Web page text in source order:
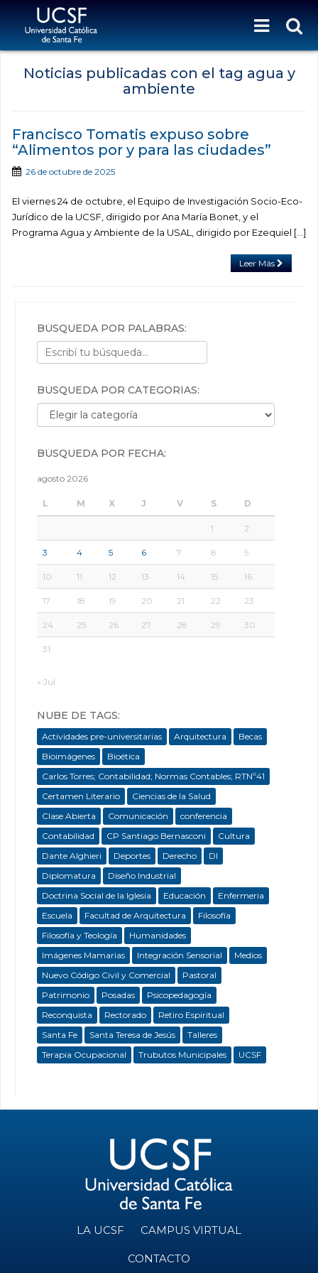
Noticias publicadas con el tag agua y
ambiente
Francisco Tomatis expuso sobre
“Alimentos por y para las ciudades”
26 de octubre de 2025
El viernes 24 de octubre, el Equipo de Investigación Socio-Eco-
Jurídico de la UCSF, dirigido por Ana María Bonet, y el
Programa Agua y Ambiente de la USAL, dirigido por Ezequiel […]
Leer Más
BÚSQUEDA POR PALABRAS:
BÚSQUEDA POR CATEGORÍAS:
Búsqueda por categorías:
BÚSQUEDA POR FECHA:
agosto 2026
L M X J V S D
1 2
3 4 5 6 7 8 9
10 11 12 13 14 15 16
17 18 19 20 21 22 23
24 25 26 27 28 29 30
31
« Jul
NUBE DE TAGS:
Actividades pre-universitarias Arquitectura
Becas
Bioimágenes
Bioética
Carlos Torres; Contabilidad; Normas Contables; RTNº41
Certamen Literario
Ciencias de la Salud
Clase Abierta
Comunicación
conferencia
Contabilidad
CP Santiago Bernasconi
Cultura
Dante Alghieri
Deportes Derecho
DI
Diplomatura
Diseño Industrial
Doctrina Social de la Iglesia
Educación
Enfermeria
Escuela
Facultad de Arquitectura
Filosofía
Filosofía y Teología
Humanidades
Imágenes Mamarias
Integración Sensorial
Medios
Nuevo Código Civil y Comercial
Pastoral
Patrimonio
Posadas
Psicopedagogía
Reconquista
Rectorado
Retiro Espiritual
Santa Fe
Santa Teresa de Jesús
Talleres
Terapia Ocupacional
Trubutos Municipales UCSF
LA UCSF CAMPUS VIRTUAL
CONTACTO